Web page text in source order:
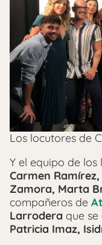
Los locutores de
Y el equipo de los
Carmen
Zamora, Marta
compañeros de
Larrodera que
Patricia Imaz,